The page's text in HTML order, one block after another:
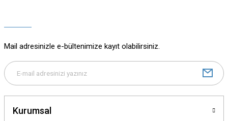
Mail adresinizle e-bültenimize kayıt olabilirsiniz.
Kurumsal